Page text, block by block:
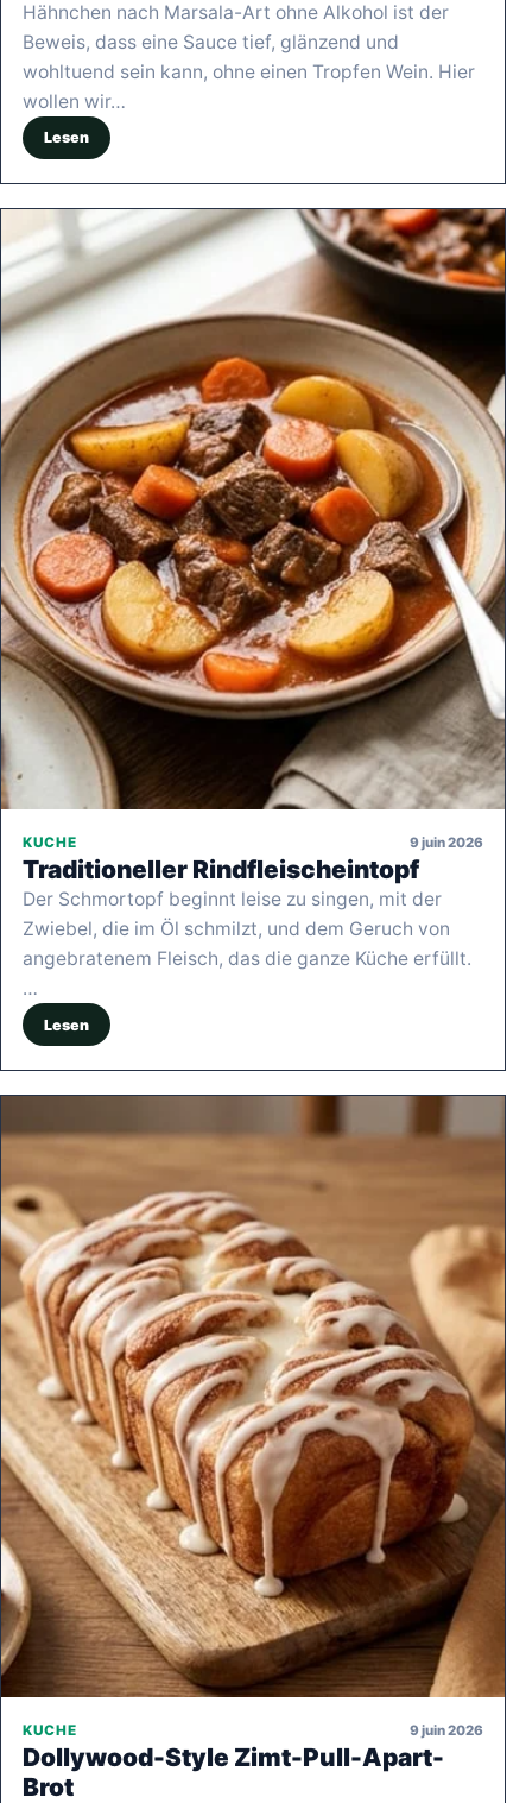
Hähnchen nach Marsala-Art ohne Alkohol ist der
Beweis, dass eine Sauce tief, glänzend und
wohltuend sein kann, ohne einen Tropfen Wein. Hier
wollen wir…
Lesen
KUCHE 9 juin 2026
Traditioneller Rindfleischeintopf
Der Schmortopf beginnt leise zu singen, mit der
Zwiebel, die im Öl schmilzt, und dem Geruch von
angebratenem Fleisch, das die ganze Küche erfüllt.
…
Lesen
KUCHE 9 juin 2026
Dollywood-Style Zimt-Pull-Apart-
Brot